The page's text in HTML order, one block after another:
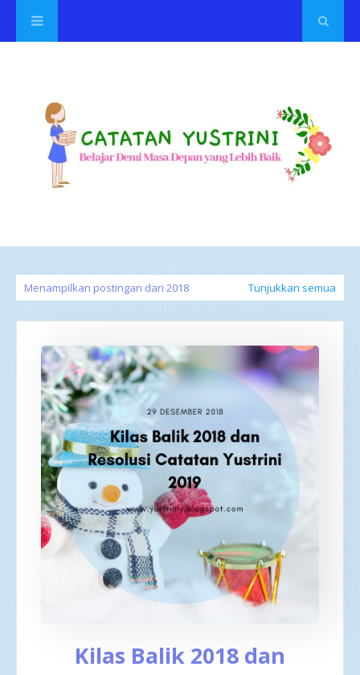
Menampilkan postingan dari 2018 Tunjukkan semua
Kilas Balik 2018 dan